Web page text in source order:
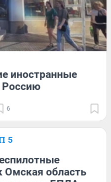
иностранные
Россию
6
5
Омская область